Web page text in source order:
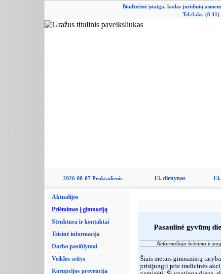
Biudžetinė įstaiga, kodas juridinių
Tel./faks. (8
2026-08-07 Penktadienis El. dienynas
Aktualijos
Priėmimas į gimnaziją
Struktūra ir kontaktai
Teisinė informacija
Darbo pasiūlymai
Veiklos sritys
Korupcijos prevencija
Pasaulinė gyvūnų
Neformaliojo švietimo ir
Šiais metais gimnazistų
prisijungti prie tradicinės